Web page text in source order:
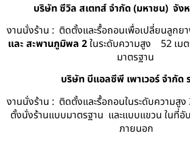
บริษัท ซีวิล สเตทส์ จำกัด (มหาชน) จัง
งานนั่งร้าน : ติดตั้งและรื้อถอนเพื่อเปลี่ยนลูกยา
และ สะพานภูมิพล 2ในระดับความสูง 52 เม
มาตรฐาน
บริษัท บีแอลซีพี เพาเวอร์ จำกัด
งานนั่งร้าน : ติดตั้งและรื้อถอนในระดับความสูง
ตั้งนั่งร้านแบบมาตรฐาน และแบบแขวน ในที่อั
ภายนอก